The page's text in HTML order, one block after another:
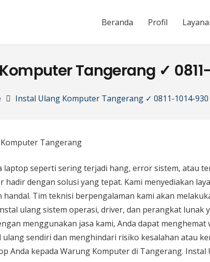
Beranda Profil
Tangerang ✓
Instal Ulang Komputer Tangerang ✓ 0811-1014-930
laptop seperti sering terjadi hang, error sistem, atau
hadir dengan solusi yang tepat. Kami menyediakan
handal. Tim teknisi berpengalaman kami akan
ulang sistem operasi, driver, dan perangkat lunak
menggunakan jasa kami, Anda dapat
sendiri dan menghindari risiko kesalahan atau
Anda kepada Warung Komputer di Tangerang.